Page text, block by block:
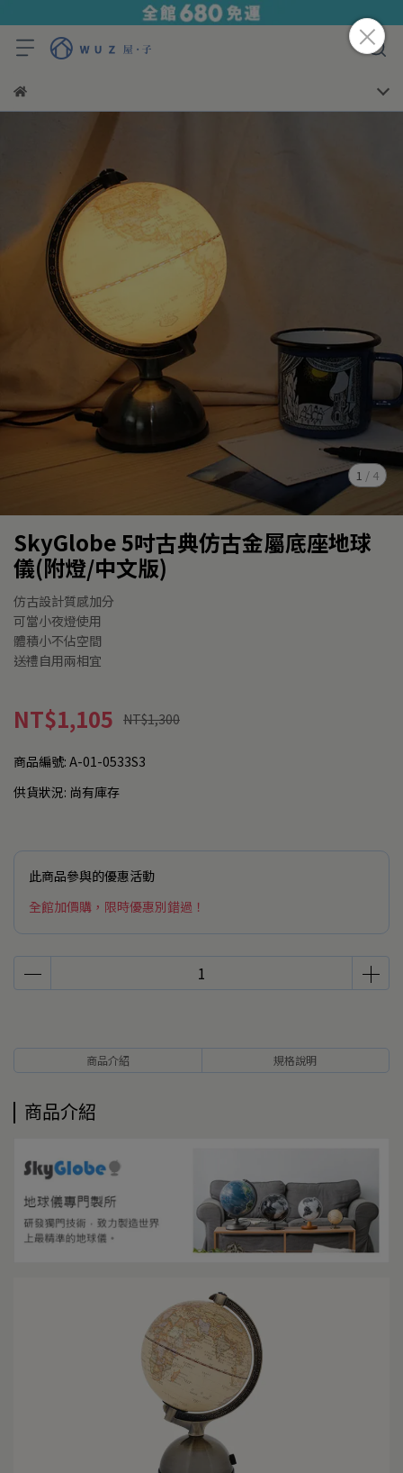
1 / 4
SkyGlobe 5吋古典仿古金屬底座地球
儀(附燈/中文版)
仿古設計質感加分
可當小夜燈使用
體積小不佔空間
送禮自用兩相宜
NT$1,105 NT$1,300
商品編號: A-01-0533S3
供貨狀況: 尚有庫存
此商品參與的優惠活動
全館加價購，限時優惠別錯過！
商品介紹 規格說明
商品介紹